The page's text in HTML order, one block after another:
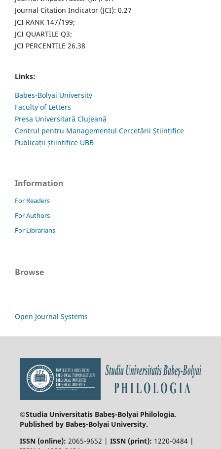
Journal Citation Indicator (JCI): 0.27
JCI RANK 147/199;
JCI QUARTILE Q3;
JCI PERCENTILE 26.38
Links:
Babes-Bolyai University
Faculty of Letters
Presa Universitară Clujeană
Centrul pentru Managementul Cercetării Științifice
Publicații științifice UBB
Information
For Readers
For Authors
For Librarians
Browse
Open Journal Systems
©Studia Universitatis Babeş-Bolyai Philologia.
Published by Babeș-Bolyai University.
ISSN (online): 2065-9652 | ISSN (print): 1220-0484 |